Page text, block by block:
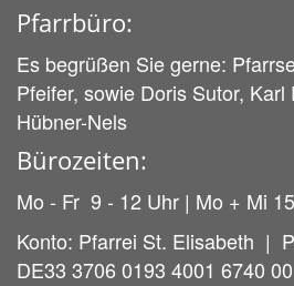
Pfarrbüro:
Es begrüßen Sie gerne:
Pfeifer, sowie Doris Sutor, Karl
Hübner-Nels
Bürozeiten:
Mo - Fr 9 - 12 Uhr | Mo + Mi
Konto: Pfarrei St. Elisabeth |
DE33 3706 0193 4001 6740 00